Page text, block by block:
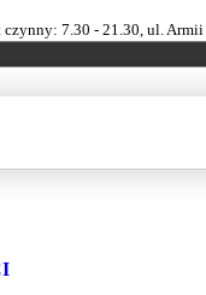
czynny: 7.30 - 21.30, ul.